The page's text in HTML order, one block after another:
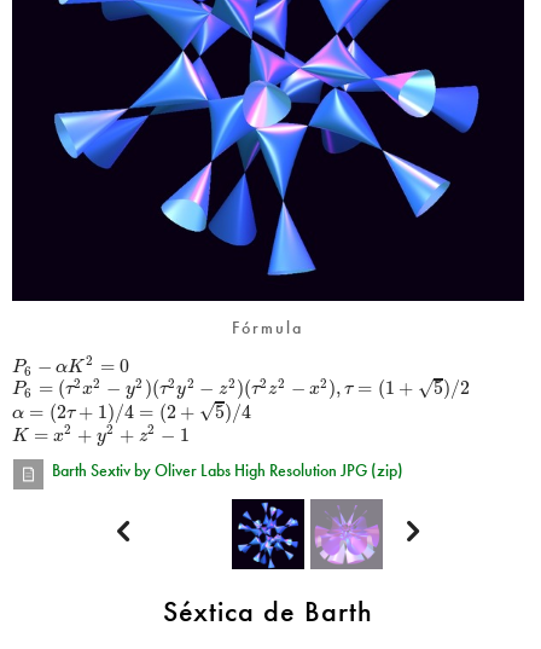
Fórmula
P6 −αK2 =0
P6 =(τ2x2 − y2 )(τ2y2 − z2)(τ2z2 −x2),τ = (1+ 5
√ )/2
α = (2τ+1)/4= (2+ 5
√ )/4
K =x2 +y2 +z2 − 1
Barth Sextiv by Oliver Labs High Resolution JPG (zip)
 
Séxtica de Barth